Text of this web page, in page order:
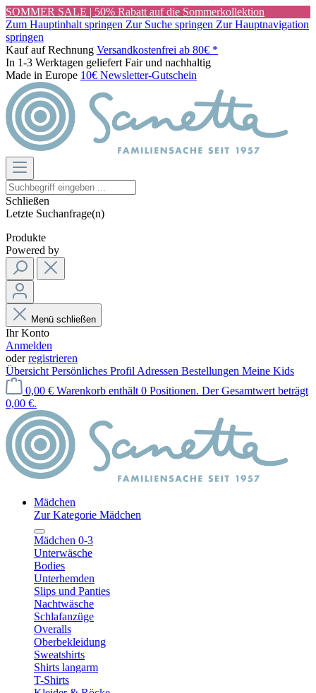
SOMMER SALE | 50% Rabatt auf die Sommerkollektion
Zum Hauptinhalt springen Zur Suche springen Zur Hauptnavigation
springen
Kauf auf Rechnung Versandkostenfrei ab 80€ *
In 1-3 Werktagen geliefert Fair und nachhaltig
Made in Europe 10€ Newsletter-Gutschein
Schließen
Letzte Suchanfrage(n)
Produkte
Powered by
Menü schließen
Ihr Konto
Anmelden
oderregistrieren
Übersicht Persönliches Profil Adressen Bestellungen Meine Kids
0,00 € Warenkorb enthält 0 Positionen. Der Gesamtwert beträgt
0,00 €.
Mädchen
Zur Kategorie Mädchen
Mädchen 0-3
Unterwäsche
Bodies
Unterhemden
Slips und Panties
Nachtwäsche
Schlafanzüge
Overalls
Oberbekleidung
Sweatshirts
Shirts langarm
T-Shirts